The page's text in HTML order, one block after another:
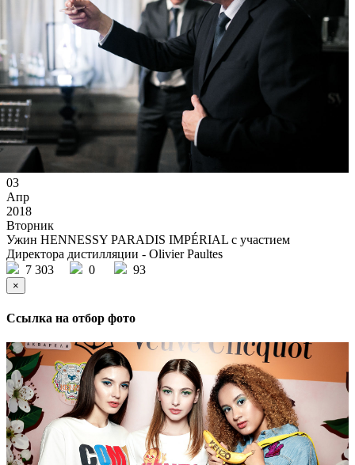
03
Апр
2018
Вторник
Ужин HENNESSY PARADIS IMPÉRIAL с участием
Директора дистилляции - Olivier Paultes
7 303
0 93
×
Ссылка на отбор фото